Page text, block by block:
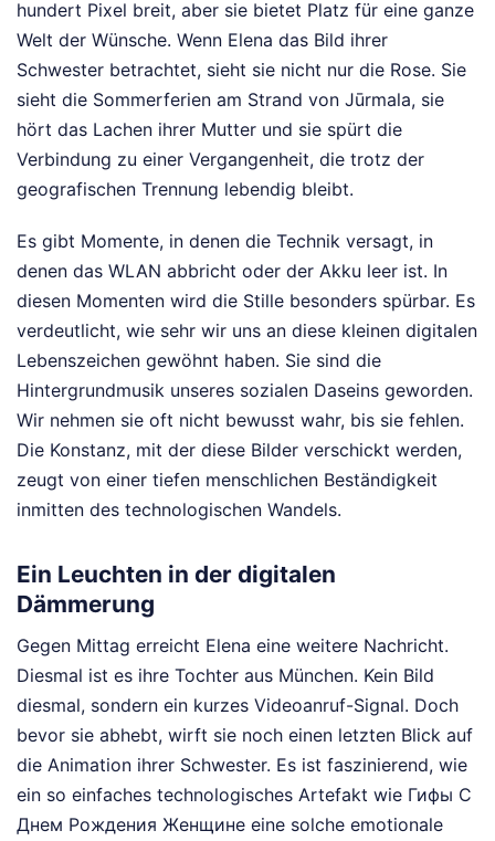
hundert Pixel breit, aber sie bietet Platz für eine ganze
Welt der Wünsche. Wenn Elena das Bild ihrer
Schwester betrachtet, sieht sie nicht nur die Rose. Sie
sieht die Sommerferien am Strand von Jūrmala, sie
hört das Lachen ihrer Mutter und sie spürt die
Verbindung zu einer Vergangenheit, die trotz der
geografischen Trennung lebendig bleibt.
Es gibt Momente, in denen die Technik versagt, in
denen das WLAN abbricht oder der Akku leer ist. In
diesen Momenten wird die Stille besonders spürbar. Es
verdeutlicht, wie sehr wir uns an diese kleinen digitalen
Lebenszeichen gewöhnt haben. Sie sind die
Hintergrundmusik unseres sozialen Daseins geworden.
Wir nehmen sie oft nicht bewusst wahr, bis sie fehlen.
Die Konstanz, mit der diese Bilder verschickt werden,
zeugt von einer tiefen menschlichen Beständigkeit
inmitten des technologischen Wandels.
Ein Leuchten in der digitalen
Dämmerung
Gegen Mittag erreicht Elena eine weitere Nachricht.
Diesmal ist es ihre Tochter aus München. Kein Bild
diesmal, sondern ein kurzes Videoanruf-Signal. Doch
bevor sie abhebt, wirft sie noch einen letzten Blick auf
die Animation ihrer Schwester. Es ist faszinierend, wie
ein so einfaches technologisches Artefakt wie Гифы С
Днем Рождения Женщине eine solche emotionale